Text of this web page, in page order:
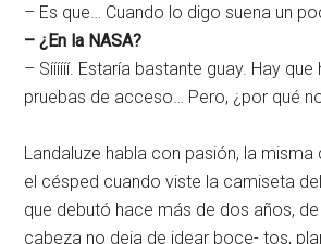
– Es que… Cuando lo digo suena un
– ¿En la NASA?
– Síííííí. Estaría bastante guay. Hay
pruebas de acceso… Pero, ¿por qué
Landaluze habla con pasión, la misma
el césped cuando viste la camiseta
que debutó hace más de dos años,
cabeza no deja de idear boce- tos,